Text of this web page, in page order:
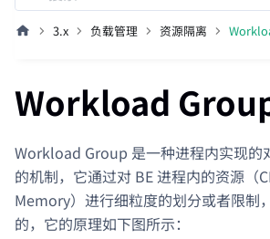
3.x 负载管理 资源隔离
Workload
Workload Group 是一种进程内实现的
的机制，它通过对 BE 进程内的资源（
Memory）进行细粒度的划分或者限制
的，它的原理如下图所示：